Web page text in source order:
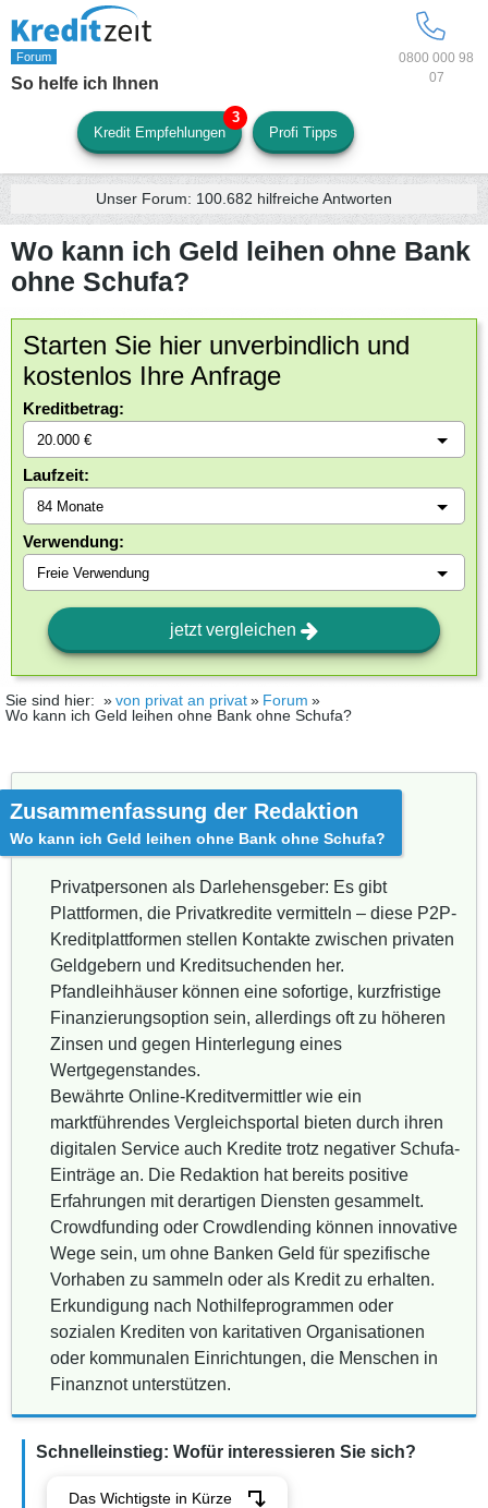
0800 000 98
07
So helfe ich Ihnen
Kredit Empfehlungen Profi Tipps
Unser Forum: 100.682 hilfreiche Antworten
Wo kann ich Geld leihen ohne Bank
ohne Schufa?
Starten Sie hier unverbindlich und
kostenlos Ihre Anfrage
Kreditbetrag:
Laufzeit:
Verwendung:
jetzt vergleichen
Sie sind hier: von privat an privat
Forum
Wo kann ich Geld leihen ohne Bank ohne Schufa?
Zusammenfassung der Redaktion
Wo kann ich Geld leihen ohne Bank ohne Schufa?
Privatpersonen als Darlehensgeber: Es gibt
Plattformen, die Privatkredite vermitteln – diese P2P-
Kreditplattformen stellen Kontakte zwischen privaten
Geldgebern und Kreditsuchenden her.
Pfandleihhäuser können eine sofortige, kurzfristige
Finanzierungsoption sein, allerdings oft zu höheren
Zinsen und gegen Hinterlegung eines
Wertgegenstandes.
Bewährte Online-Kreditvermittler wie ein
marktführendes Vergleichsportal bieten durch ihren
digitalen Service auch Kredite trotz negativer Schufa-
Einträge an. Die Redaktion hat bereits positive
Erfahrungen mit derartigen Diensten gesammelt.
Crowdfunding oder Crowdlending können innovative
Wege sein, um ohne Banken Geld für spezifische
Vorhaben zu sammeln oder als Kredit zu erhalten.
Erkundigung nach Nothilfeprogrammen oder
sozialen Krediten von karitativen Organisationen
oder kommunalen Einrichtungen, die Menschen in
Finanznot unterstützen.
Schnelleinstieg: Wofür interessieren Sie sich?
Das Wichtigste in Kürze